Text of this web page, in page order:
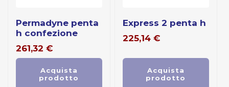
permadyne penta
h confezione
261,32 €
Acquista
prodotto
express 2 penta h
225,14 €
Acquista
prodotto